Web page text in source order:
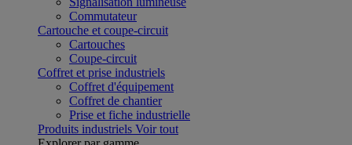
Commutateur
Cartouche et coupe-circuit
Cartouches
Coupe-circuit
Coffret et prise industriels
Coffret d'équipement
Coffret de chantier
Prise et fiche industrielle
Produits industriels Voir tout